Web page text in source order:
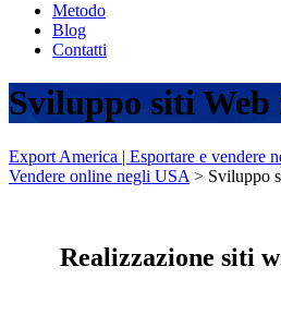
Metodo
Blog
Contatti
Sviluppo siti Web
Export America | Esportare e vendere
Vendere online negli USA > Sviluppo
Realizzazione siti